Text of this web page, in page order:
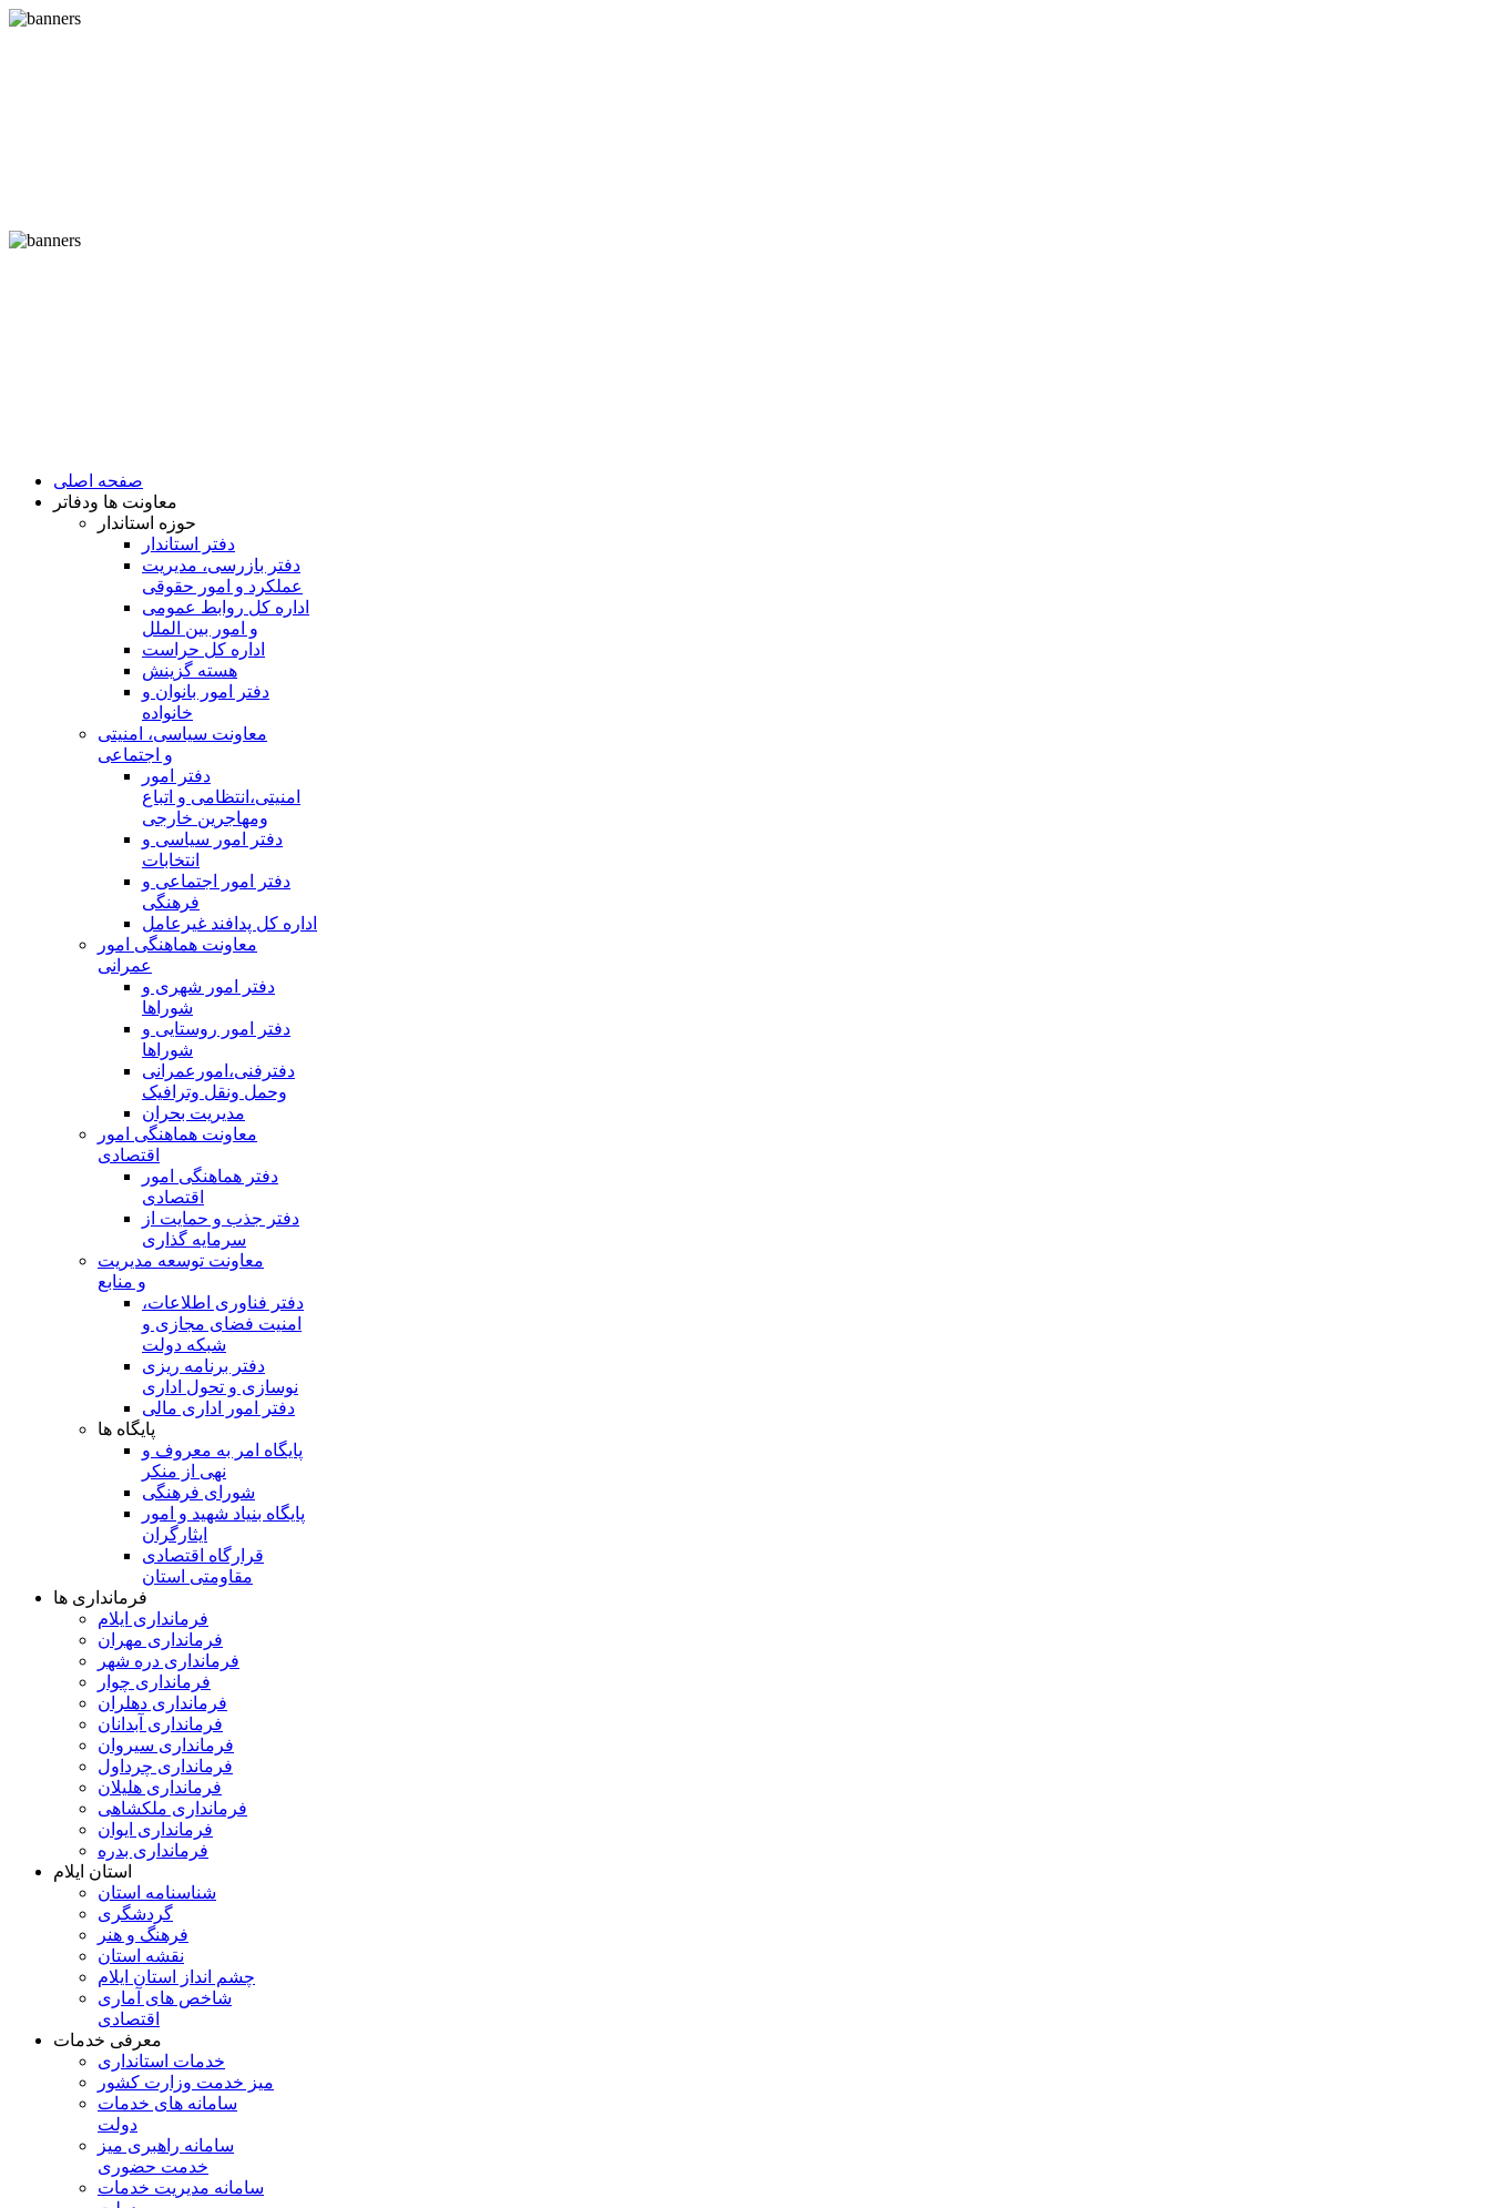
صفحه اصلی
معاونت ها ودفاتر
حوزه استاندار
دفتر استاندار
دفتر بازرسی، مدیریت
عملکرد و امور حقوقی
اداره کل روابط عمومی
و امور بین الملل
اداره کل حراست
هسته گزینش
دفتر امور بانوان و
خانواده
معاونت سیاسی، امنیتی
و اجتماعی
دفتر امور
امنيتی،انتظامی و اتباع
ومهاجرین خارجی
دفتر امور سیاسی و
انتخابات
دفتر امور اجتماعی و
فرهنگی
اداره کل پدافند غیرعامل
معاونت هماهنگی امور
عمرانی
دفتر امور شهری و
شوراها
دفتر امور روستایی و
شوراها
دفترفنی،امورعمرانی
وحمل ونقل وترافيک
مدیریت بحران
معاونت هماهنگی امور
اقتصادی
دفتر هماهنگی امور
اقتصادی
دفتر جذب و حمایت از
سرمایه گذاری
معاونت توسعه مدیریت
و منابع
دفتر فناوری اطلاعات،
امنیت فضای مجازی و
شبکه دولت
دفتر برنامه ریزی
نوسازی و تحول اداری
دفتر امور اداری مالی
پایگاه ها
پایگاه امر به معروف و
نهی از منکر
شورای فرهنگی
پایگاه بنیاد شهید و امور
ایثارگران
قرارگاه اقتصادی
مقاومتی استان
فرمانداری ها
فرمانداری ایلام
فرمانداری مهران
فرمانداری دره شهر
فرمانداری چوار
فرمانداری دهلران
فرمانداری آبدانان
فرمانداری سیروان
فرمانداری چرداول
فرمانداری هلیلان
فرمانداری ملکشاهی
فرمانداری ایوان
فرمانداری بدره
استان ایلام
شناسنامه استان
گردشگری
فرهنگ و هنر
نقشه استان
چشم انداز استان ایلام
شاخص های آماری
اقتصادی
معرفی خدمات
خدمات استانداری
میز خدمت وزارت کشور
سامانه های خدمات
دولت
سامانه راهبری میز
خدمت حضوری
سامانه مدیریت خدمات